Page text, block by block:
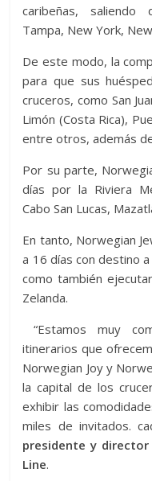
caribeñas, saliendo
Tampa, New York,
De este modo, la
para que sus
cruceros, como San
Limón (Costa Rica),
entre otros, además
Por su parte,
días por la Riviera
Cabo San Lucas,
En tanto, Norwegian
a 16 días con destino
como también
Zelanda.
“Estamos muy
itinerarios que
Norwegian Joy y
la capital de los
exhibir las
miles de invitados.
presidente y
Line.